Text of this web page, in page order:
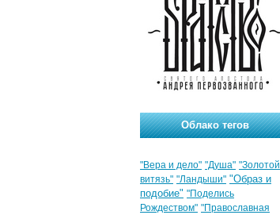
Облако тегов
"Вера и дело" "Душа" "Золотой
витязь" "Ландыши" "Образ и
подобие" "Поделись
Рождеством" "Православная